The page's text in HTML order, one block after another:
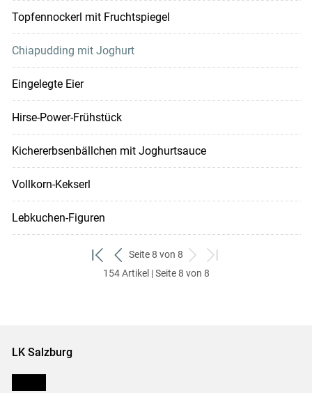
Topfennockerl mit Fruchtspiegel
Chiapudding mit Joghurt
Eingelegte Eier
Hirse-Power-Frühstück
Kichererbsenbällchen mit Joghurtsauce
Vollkorn-Kekserl
Lebkuchen-Figuren
zum
ersten
zurück
zum
Seite 8 von 8
weiter
zum
zum
154 Artikel | Seite 8 von 8
LK Salzburg